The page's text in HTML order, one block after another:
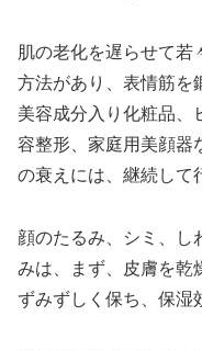
肌の老化を遅らせて
方法があり、表情筋を
美容成分入り化粧品、
容整形、家庭用美顔器
の衰えには、継続して
顔のたるみ、シミ、し
みは、まず、皮膚を乾
ずみずしく保ち、保湿